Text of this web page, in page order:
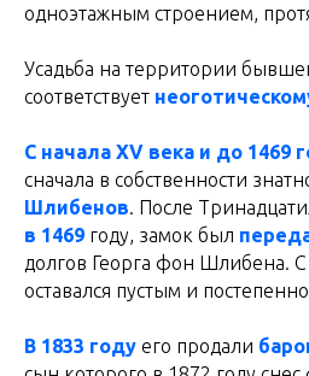
одноэтажным строением,
Усадьба на территории
соответствует
С начала XV века и до 1469
сначала в собственности
Шлибенов . После
в 1469 году, замок был
долгов Георга фон Шлибена. С
оставался пустым и
В 1833 году его продали